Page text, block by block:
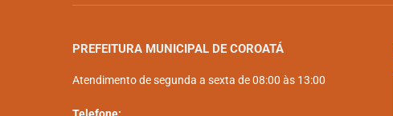
PREFEITURA MUNICIPAL DE COROATÁ
Atendimento de segunda a sexta de 08:00 às 13:00